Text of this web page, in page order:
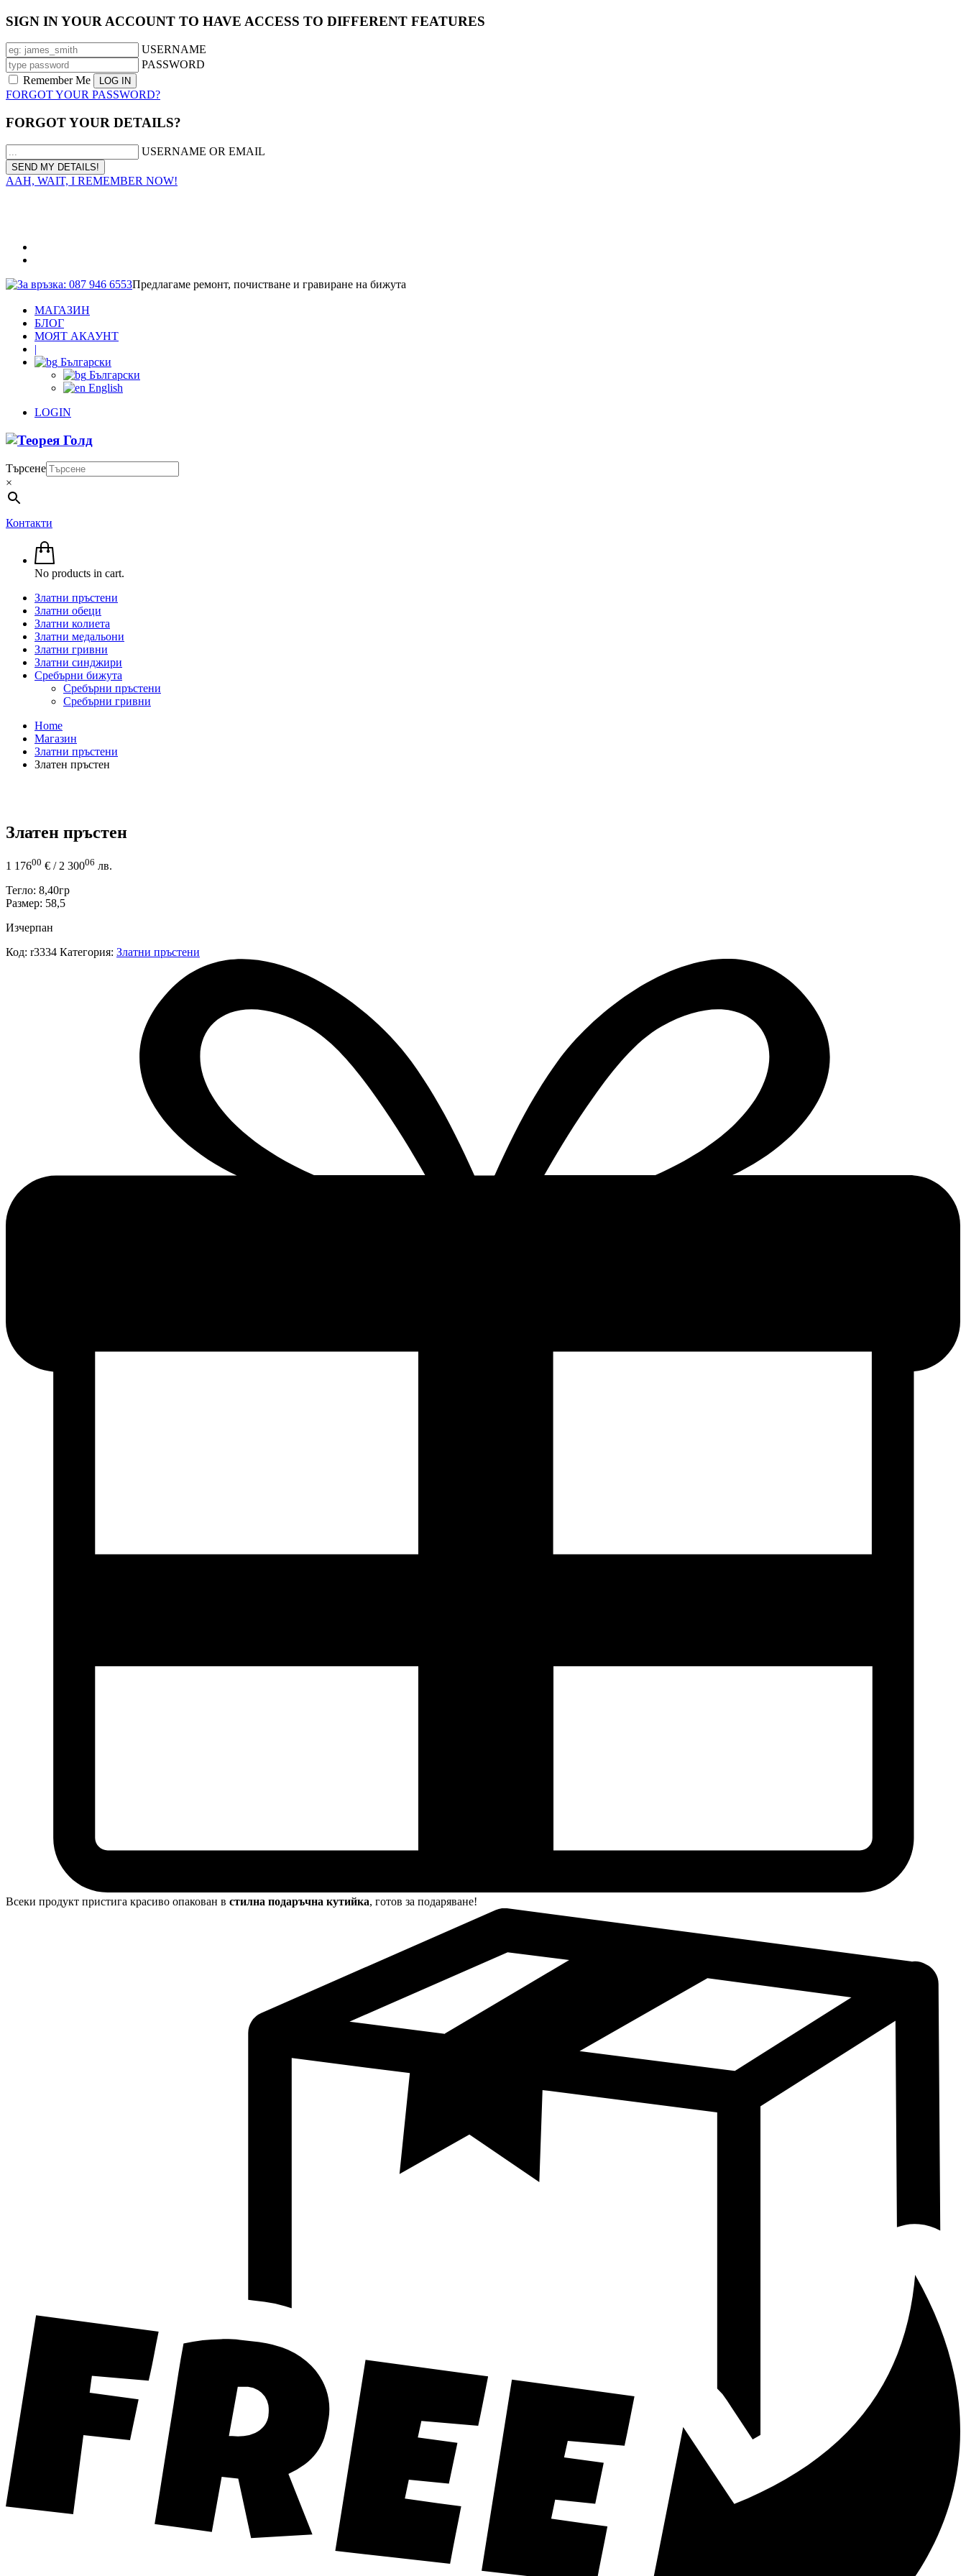
SIGN IN YOUR ACCOUNT TO HAVE ACCESS TO DIFFERENT FEATURES
USERNAME
PASSWORD
Remember Me
FORGOT YOUR PASSWORD?
FORGOT YOUR DETAILS?
USERNAME OR EMAIL
AAH, WAIT, I REMEMBER NOW!
За връзка: 087 946 6553Предлагаме ремонт, почистване и гравиране на бижута
МАГАЗИН
БЛОГ
МОЯТ АКАУНТ
|
Български
Български
English
LOGIN
Търсене
×
Контакти
No products in cart.
Златни пръстени
Златни обеци
Златни колиета
Златни медальони
Златни гривни
Златни синджири
Сребърни бижута
Сребърни пръстени
Сребърни гривни
Home
Магазин
Златни пръстени
Златен пръстен
Златен пръстен
1 17600 € / 2 30006 лв.
Тегло: 8,40гр
Размер: 58,5
Изчерпан
Код: r3334 Категория: Златни пръстени
Всеки продукт пристига красиво опакован в стилна подаръчна кутийка, готов за подаряване!